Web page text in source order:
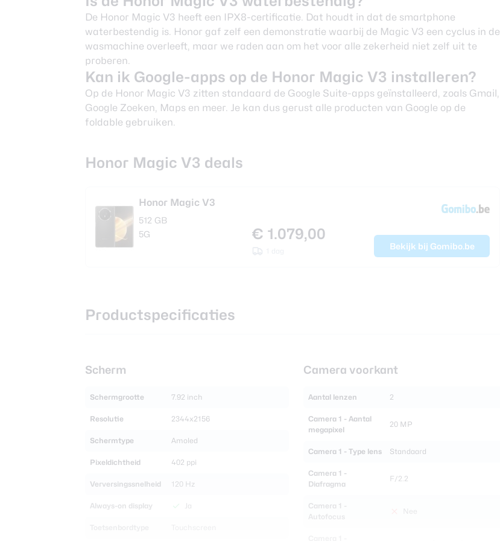
De Honor Magic V3 heeft een IPX8-certificatie. Dat houdt in dat de smartphone
waterbestendig is. Honor gaf zelf een demonstratie waarbij de Magic V3 een cyclus in de
wasmachine overleeft, maar we raden aan om het voor alle zekerheid niet zelf uit te
proberen.
Kan ik Google-apps op de Honor Magic V3 installeren?
Op de Honor Magic V3 zitten standaard de Google Suite-apps geïnstalleerd, zoals Gmail,
Google Zoeken, Maps en meer. Je kan dus gerust alle producten van Google op de
foldable gebruiken.
Honor Magic V3 deals
Honor Magic V3
512 GB
5G
€ 1.079,00
Bekijk bij Gomibo.be
Productspecificaties
Scherm
Schermgrootte 7.92 inch
Resolutie 2344x2156
Schermtype Amoled
Pixeldichtheid 402 ppi
Verversingssnelheid 120 Hz
Always-on display Ja
Camera voorkant
Aantal lenzen 2
Camera 1 - Aantal
megapixel
20 MP
Camera 1 - Type lens Standaard
Camera 1 -
Diafragma
F/2.2
Camera 1 -
Autofocus
Nee